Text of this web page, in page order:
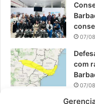
07/
com
07/